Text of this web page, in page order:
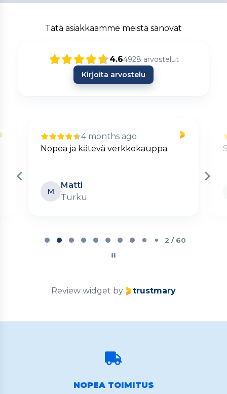
Tätä asiakkaamme meistä sanovat
4.64928 arvostelut
Kirjoita arvostelu
4 months ago
Nopea ja kätevä verkkokauppa.
M
Matti
Turku
2 / 60
Review widget by trustmary
NOPEA TOIMITUS